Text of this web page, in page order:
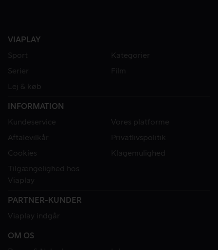
VIAPLAY
Sport
Kategorier
Serier
Film
Lej & køb
INFORMATION
Kundeservice
Vores platforme
Aftalevilkår
Privatlivspolitik
Cookies
Klagemulighed
Tilgængelighed hos
Viaplay
PARTNER-KUNDER
Viaplay indgår
OM OS